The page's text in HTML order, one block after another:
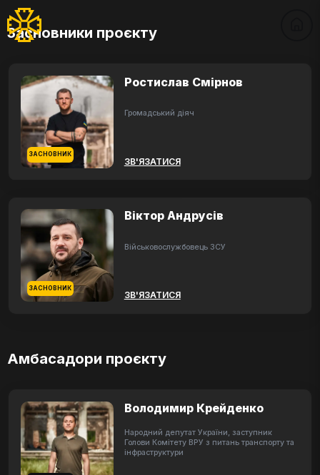
Засновники проєкту
ЗАСНОВНИК
Ростислав Смірнов
Громадський діяч
ЗВ'ЯЗАТИСЯ
ЗАСНОВНИК
Віктор Андрусів
Військовослужбовець ЗСУ
ЗВ'ЯЗАТИСЯ
Амбасадори проєкту
Володимир Крейденко
Народний депутат України, заступник
Голови Комітету ВРУ з питань транспорту та
інфраструктури